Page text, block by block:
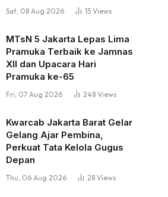
Sat, 08 Aug 2026 15 Views
MTsN 5 Jakarta Lepas Lima
Pramuka Terbaik ke Jamnas
XII dan Upacara Hari
Pramuka ke-65
Fri, 07 Aug 2026 248 Views
Kwarcab Jakarta Barat Gelar
Gelang Ajar Pembina,
Perkuat Tata Kelola Gugus
Depan
Thu, 06 Aug 2026 28 Views